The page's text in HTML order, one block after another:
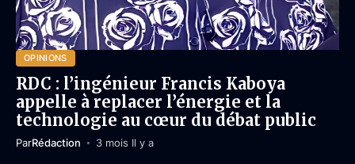
OPINIONS
RDC : l’ingénieur Francis Kaboya
appelle à replacer l’énergie et la
technologie au cœur du débat public
ParRédaction 3 mois Il y a